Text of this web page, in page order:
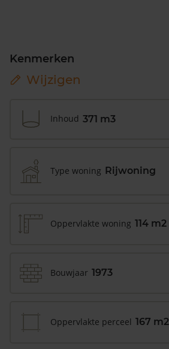
Kenmerken
Wijzigen
Inhoud 371 m3
Type woning Rijwoning
Oppervlakte woning 114 m2
Bouwjaar 1973
Oppervlakte perceel 167 m2